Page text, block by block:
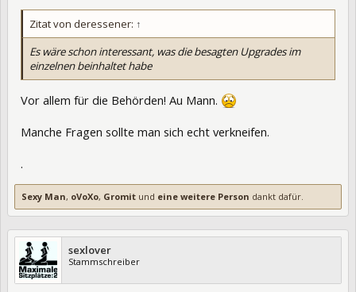
Zitat von deressener: ↑
Es wäre schon interessant, was die besagten Upgrades im
einzelnen beinhaltet habe
Vor allem für die Behörden! Au Mann.
Manche Fragen sollte man sich echt verkneifen.
.
Sexy Man, oVoXo, Gromit und eine weitere Person dankt dafür.
sexlover
Stammschreiber